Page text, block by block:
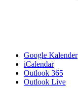
Google Kalender
iCalendar
Outlook 365
Outlook Live